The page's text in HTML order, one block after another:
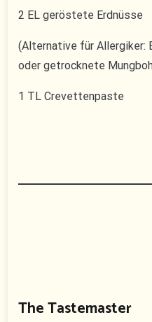
2 EL geröstete Erdnüsse
(Alternative für Allergiker:
oder getrocknete
1 TL Crevettenpaste
The Tastemaster